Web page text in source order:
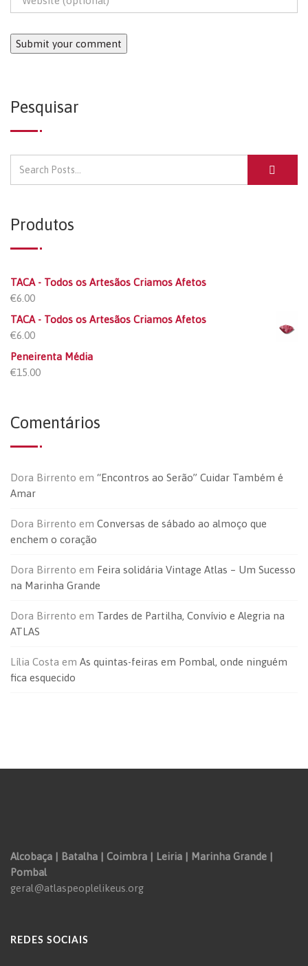
Pesquisar
Produtos
TACA - Todos os Artesãos Criamos Afetos
€6.00
TACA - Todos os Artesãos Criamos Afetos
€6.00
Peneirenta Média
€15.00
Comentários
Dora Birrento em “Encontros ao Serão” Cuidar Também é
Amar
Dora Birrento em Conversas de sábado ao almoço que
enchem o coração
Dora Birrento em Feira solidária Vintage Atlas – Um Sucesso
na Marinha Grande
Dora Birrento em Tardes de Partilha, Convívio e Alegria na
ATLAS
Lília Costa em As quintas-feiras em Pombal, onde ninguém
fica esquecido
Alcobaça | Batalha | Coimbra | Leiria | Marinha Grande |
Pombal
geral@atlaspeoplelikeus.org
REDES SOCIAIS